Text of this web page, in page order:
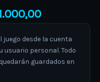
juego desde la cuenta
usuario personal. Todo
guardados en